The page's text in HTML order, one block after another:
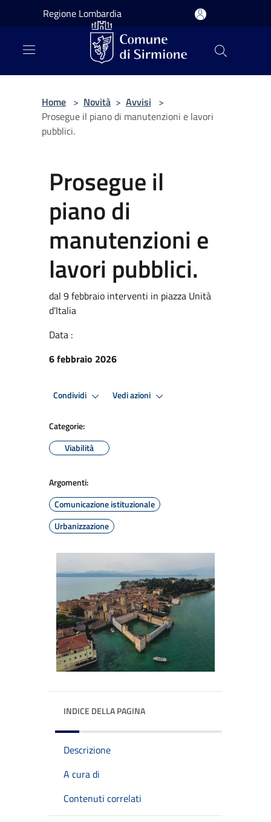
Salta al contenuto principale
Regione Lombardia
Home > Novità > Avvisi >
Prosegue il piano di manutenzioni e lavori
pubblici.
Prosegue il
piano di
manutenzioni e
lavori pubblici.
dal 9 febbraio interventi in piazza Unità
d’Italia
Data :
6 febbraio 2026
Condividi Vedi azioni
Categorie:
Viabilità
Argomenti:
Comunicazione istituzionale
Urbanizzazione
INDICE DELLA PAGINA
Descrizione
A cura di
Contenuti correlati